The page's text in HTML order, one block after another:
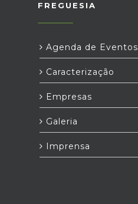
FREGUESIA
Agenda de Eventos
Caracterização
Empresas
Galeria
Imprensa